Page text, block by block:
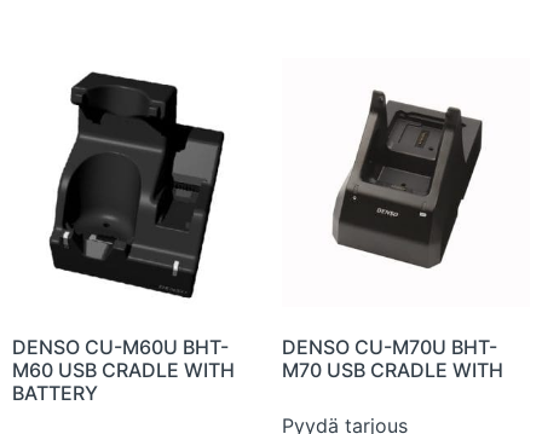
DENSO CU-M60U BHT-
M60 USB CRADLE WITH
BATTERY
DENSO CU-M70U BHT-
M70 USB CRADLE WITH
Pyydä tarjous